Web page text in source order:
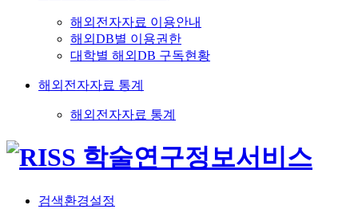
해외전자자료 이용안내
해외DB별 이용권한
대학별 해외DB 구독현황
해외전자자료 통계
해외전자자료 통계
검색환경설정